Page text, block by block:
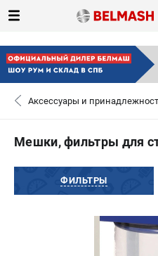
ВХОД ИЛИ РЕГИСТРАЦИЯ
САНКТ-ПЕТЕРБУРГ
0
Аксессуары и
Мешки, фильтры для
ФИЛЬТРЫ